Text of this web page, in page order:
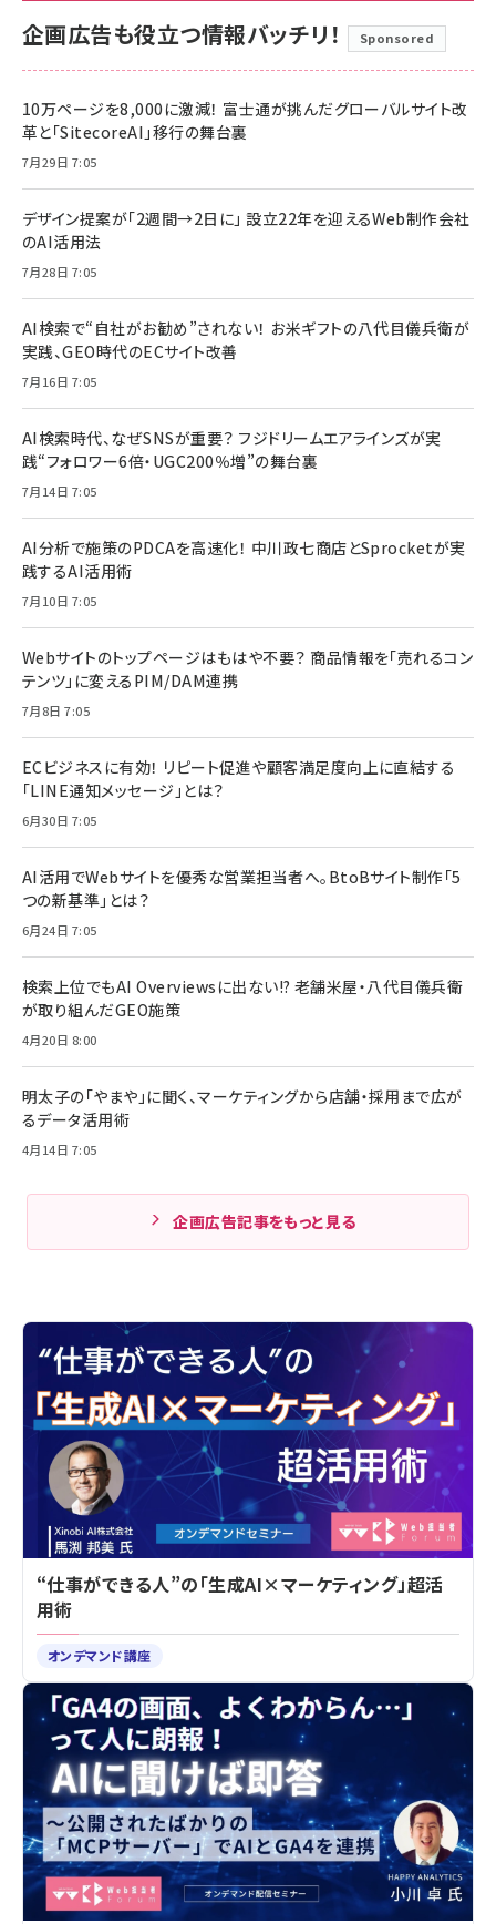
企画広告も役立つ情報バッチリ！ Sponsored
10万ページを8,000に激減！ 富士通が挑んだグローバルサイト改
革と「SitecoreAI」移行の舞台裏
7月29日 7:05
デザイン提案が「2週間→2日に」 設立22年を迎えるWeb制作会社
のAI活用法
7月28日 7:05
AI検索で“自社がお勧め”されない！ お米ギフトの八代目儀兵衛が
実践、GEO時代のECサイト改善
7月16日 7:05
AI検索時代、なぜSNSが重要？ フジドリームエアラインズが実
践“フォロワー6倍・UGC200％増”の舞台裏
7月14日 7:05
AI分析で施策のPDCAを高速化！ 中川政七商店とSprocketが実
践するAI活用術
7月10日 7:05
Webサイトのトップページはもはや不要？ 商品情報を「売れるコン
テンツ」に変えるPIM/DAM連携
7月8日 7:05
ECビジネスに有効！ リピート促進や顧客満足度向上に直結する
「LINE通知メッセージ」とは？
6月30日 7:05
AI活用でWebサイトを優秀な営業担当者へ。BtoBサイト制作「5
つの新基準」とは？
6月24日 7:05
検索上位でもAI Overviewsに出ない!? 老舗米屋・八代目儀兵衛
が取り組んだGEO施策
4月20日 8:00
明太子の「やまや」に聞く、マーケティングから店舗・採用まで広が
るデータ活用術
4月14日 7:05
企画広告記事をもっと見る
“仕事ができる人”の「生成AI×マーケティング」超活
用術
オンデマンド講座